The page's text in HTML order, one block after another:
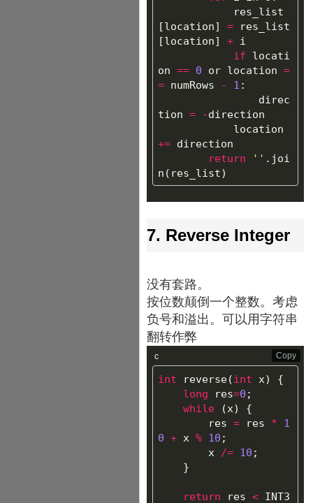
res_list
[location] =
res_list
[location] + i
if
locati
on
== 0 or location
=
= numRows - 1 :
direc
tion
= -direction
location
+= direction
return
'' . joi
n ( res_list)
7. Reverse Integer
没有套路。
按位数颠倒一个整数。考虑
负号和溢出。可以用字符串
翻转作弊
int reverse(int x)
{
long
res=0 ;
while
(x)
{
res
= res *
1
0
+ x % 10 ;
x
/= 10 ;
}
return res < INT3
c Copy